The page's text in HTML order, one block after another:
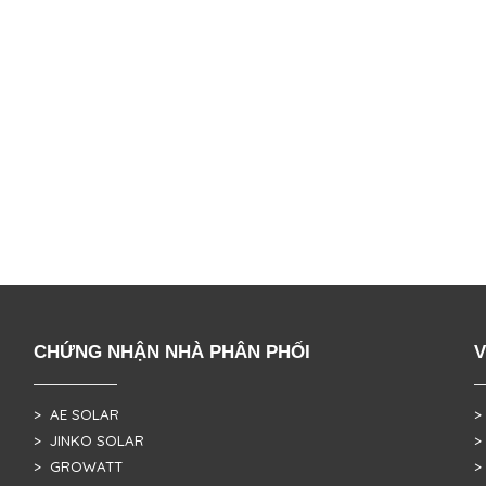
CHỨNG NHẬN NHÀ PHÂN PHỐI
> AE SOLAR
> JINKO SOLAR
> GROWATT
>